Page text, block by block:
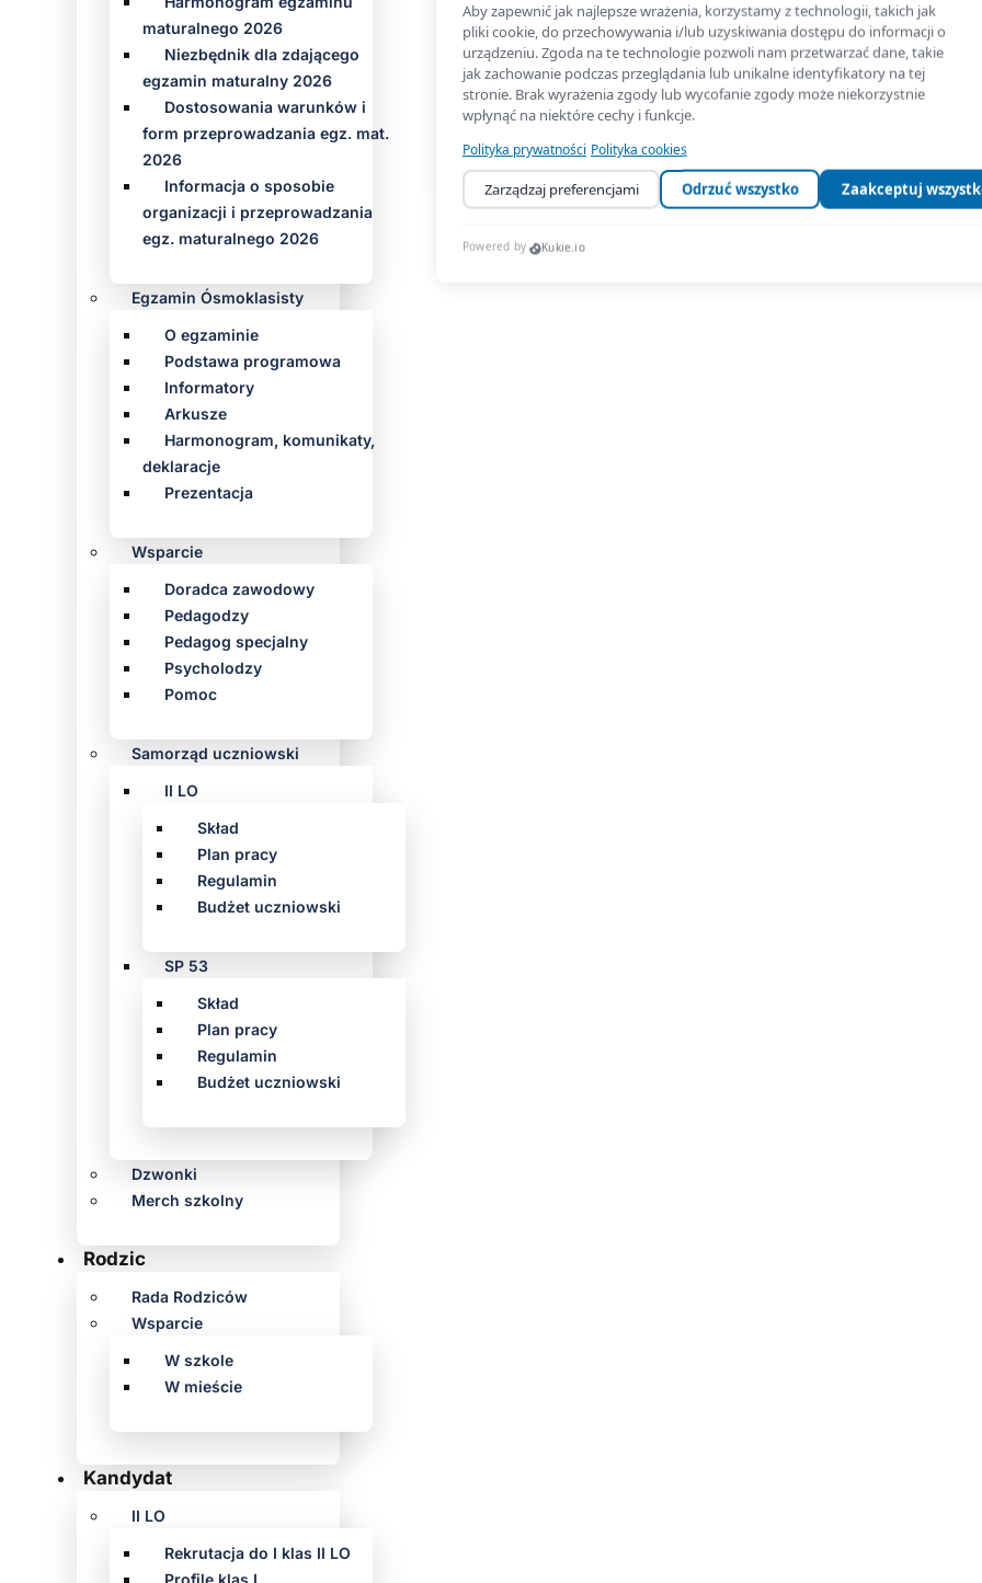
maturalnego 2026
Niezbędnik dla zdającego
egzamin maturalny 2026
Dostosowania warunków i
form przeprowadzania egz. mat.
2026
Informacja o sposobie
organizacji i przeprowadzania
egz. maturalnego 2026
Egzamin Ósmoklasisty
O egzaminie
Podstawa programowa
Informatory
Arkusze
Harmonogram, komunikaty,
deklaracje
Prezentacja
Wsparcie
Doradca zawodowy
Pedagodzy
Pedagog specjalny
Psycholodzy
Pomoc
Samorząd uczniowski
II LO
Skład
Plan pracy
Regulamin
Budżet uczniowski
SP 53
Skład
Plan pracy
Regulamin
Budżet uczniowski
Dzwonki
Merch szkolny
Rodzic
Rada Rodziców
Wsparcie
W szkole
W mieście
Kandydat
II LO
Rekrutacja do I klas II LO
Profile klas I